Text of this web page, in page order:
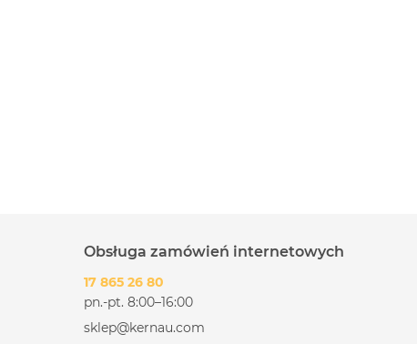
Obsługa zamówień internetowych
17 865 26 80
pn.-pt. 8:00–16:00
sklep@kernau.com